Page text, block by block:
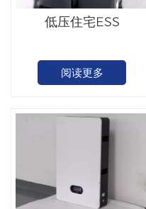
低压住宅ESS
阅读更多